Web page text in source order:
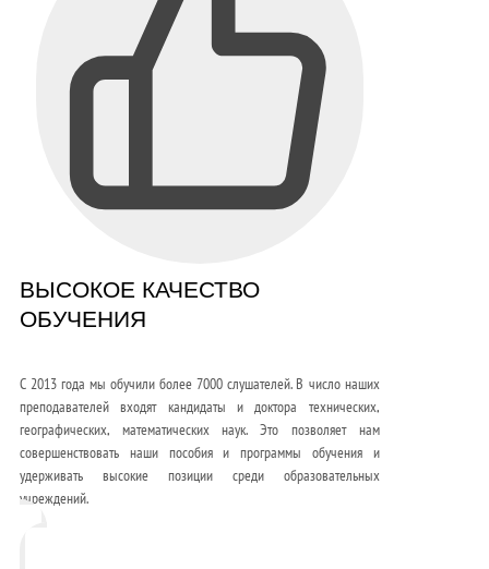
ВЫСОКОЕ КАЧЕСТВО
ОБУЧЕНИЯ
С 2013 года мы обучили более 7000 слушателей. В число наших
преподавателей входят кандидаты и доктора технических,
географических, математических наук. Это позволяет нам
совершенствовать наши пособия и программы обучения и
удерживать высокие позиции среди образовательных
учреждений.